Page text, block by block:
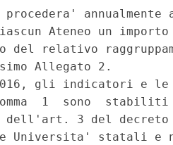
procedera' annualmente
Ateneo un
del relativo
Allegato 2.
gli indicatori e
1  sono
dell'art. 3 del
Universita' statali e